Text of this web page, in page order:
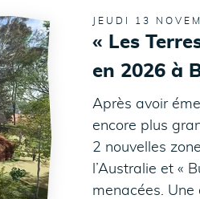
JEUDI 13
« Les
en 2026 à
Après avoir
encore plus
2 nouvelles
l’Australie et «
menacées.